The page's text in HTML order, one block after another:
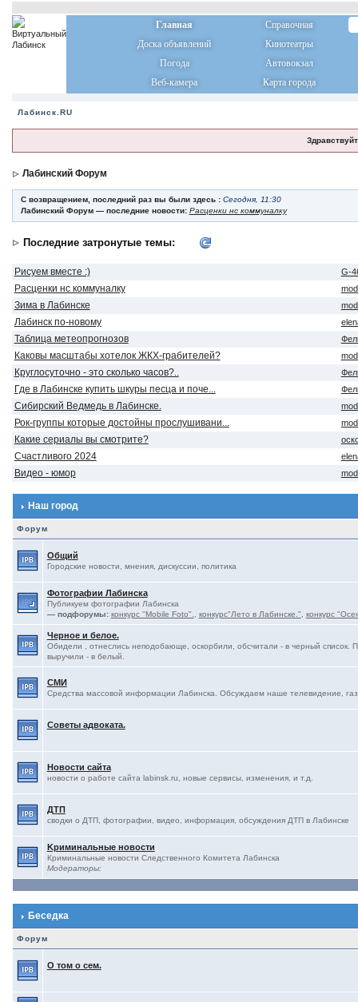
Главная
Справочная
Доска объявлений
Кинотеатры
Погода
Автовокзал
Веб-камера
Карта города
Лабинск.RU
Лабинский Форум
С возвращением, последний раз вы были здесь : Сегодня, 11:30
Лабинский Форум — последние новости: Расценки нс коммуналку
Последние затронутые темы:
Рисуем вместе :) G-
Расценки нс коммуналку
Зима в Лабинске
Лабинск по-новому
Таблица метеопрогнозов
Каковы масштабы хотелок ЖКХ-грабителей?
Круглосуточно - это сколько часов?..
Где в Лабинске купить шкуры песца и поче...
Сибирский Ведмедь в Лабинске.
Рок-группы которые достойны прослушивани...
Какие сериалы вы смотрите?
Счастливого 2024
Видео - юмор
Наш город
Форум
Общий
Городские новости, мнения, дискуссии, политика
Фотографии Лабинска
Публикуем фотографии Лабинска
— подфорумы: конкурс "Mobile Foto". конкурс"Лето в Лабинске." конкурс
Черное и белое.
Обидели , отнеслись неподобающе, оскорбили, обсчитали - в черный список.
выручили - в белый.
СМИ
Средства массовой информации Лабинска. Обсуждаем наше телевидение,
Советы адвоката.
Новости сайта
новости о работе сайта labinsk.ru, новые сервисы, изменения, и т.д.
ДТП
сводки о ДТП, фотографии, видео, информация, обсуждения ДТП в Лабинске
Kриминальные новости
Криминальные новости Следственного Комитета Лабинска
Модераторы:
Беседка
Форум
О том о сем.